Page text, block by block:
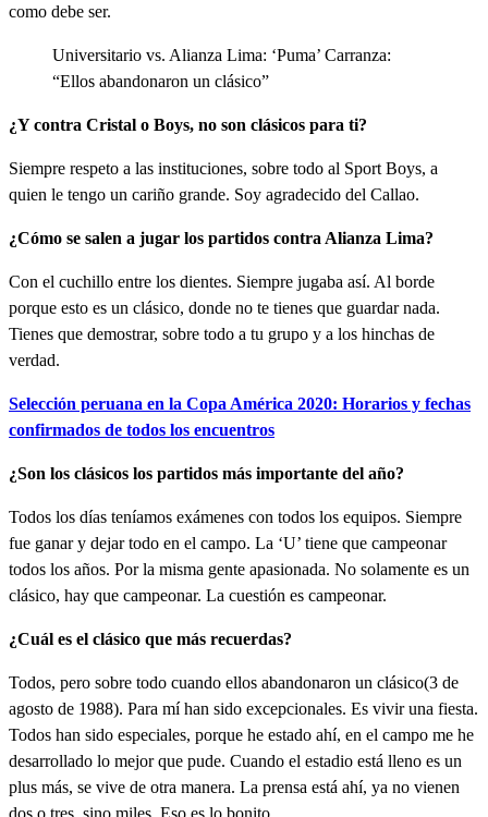
como debe ser.
Universitario vs. Alianza Lima: ‘Puma’ Carranza:
“Ellos abandonaron un clásico”
¿Y contra Cristal o Boys, no son clásicos para ti?
Siempre respeto a las instituciones, sobre todo al Sport Boys, a
quien le tengo un cariño grande. Soy agradecido del Callao.
¿Cómo se salen a jugar los partidos contra Alianza Lima?
Con el cuchillo entre los dientes. Siempre jugaba así. Al borde
porque esto es un clásico, donde no te tienes que guardar nada.
Tienes que demostrar, sobre todo a tu grupo y a los hinchas de
verdad.
Selección peruana en la Copa América 2020: Horarios y fechas
confirmados de todos los encuentros
¿Son los clásicos los partidos más importante del año?
Todos los días teníamos exámenes con todos los equipos. Siempre
fue ganar y dejar todo en el campo. La ‘U’ tiene que campeonar
todos los años. Por la misma gente apasionada. No solamente es un
clásico, hay que campeonar. La cuestión es campeonar.
¿Cuál es el clásico que más recuerdas?
Todos, pero sobre todo cuando ellos abandonaron un clásico(3 de
agosto de 1988). Para mí han sido excepcionales. Es vivir una fiesta.
Todos han sido especiales, porque he estado ahí, en el campo me he
desarrollado lo mejor que pude. Cuando el estadio está lleno es un
plus más, se vive de otra manera. La prensa está ahí, ya no vienen
dos o tres, sino miles. Eso es lo bonito.